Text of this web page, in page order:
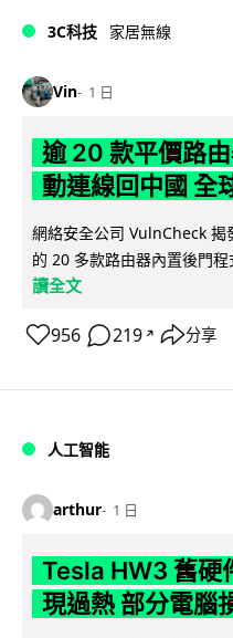
3C科技 家居無線
Vin 1 日
逾 20 款平價路
動連線回中國 全
網絡安全公司 VulnCheck
的 20 多款路由器內置後門
讀全文
956 219 ↗ 分享
人工智能
arthur 1 日
Tesla HW3 舊硬
現過熱 部分電腦